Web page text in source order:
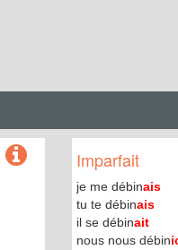
Imparfait
je me débinais
tu te débinais
il se débinait
nous nous débin